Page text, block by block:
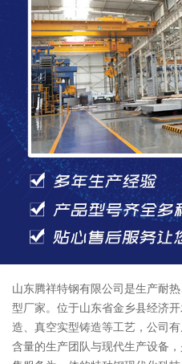
山东腾祥特钢有限公司是生产耐
型厂家。位于山东省金乡县经济
造、真空实型铸造等工艺，公司
含量的生产团队与现代生产设备